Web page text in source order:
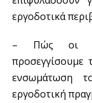
εργοδοτικά
– Πώς οι
προσεγγίσουμε
ενσωμάτωση
εργοδοτική